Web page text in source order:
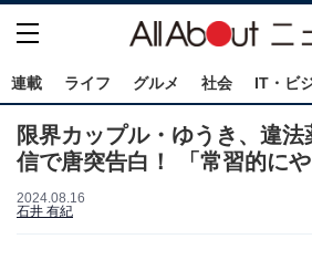
連載 ライフ グルメ 社会 IT・ビ
限界カップル・ゆうき、違
信で唐突告白！ 「常習的にや
2024.08.16
石井 有紀